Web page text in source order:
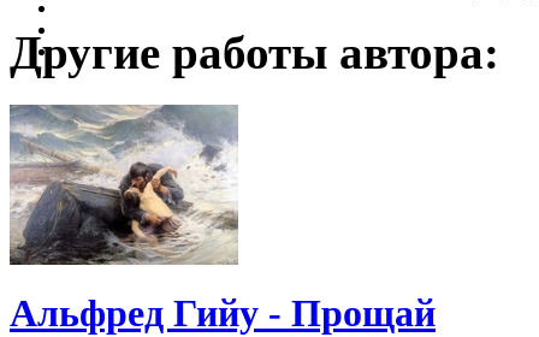
Другие работы автора:
Альфред Гийу - Прощай